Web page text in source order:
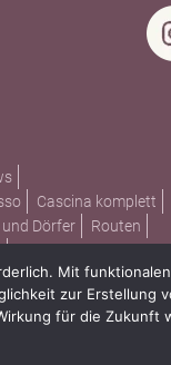
Cascina komplett
Dörfer
Routen
Mit
zur Erstellung
für die Zukunft